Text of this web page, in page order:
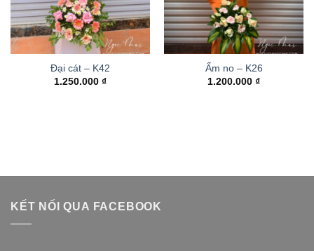
Đại cát – K42
1.250.000 ₫
Ấm no – K26
1.200.000 ₫
KẾT NỐI QUA FACEBOOK